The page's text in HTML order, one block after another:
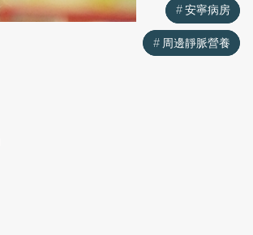
安寧病房
周邊靜脈營養
安寧病房
周邊靜脈營養